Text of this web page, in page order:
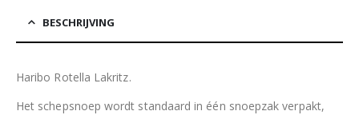
BESCHRIJVING
Haribo Rotella Lakritz.
Het schepsnoep wordt standaard in één snoepzak verpakt,